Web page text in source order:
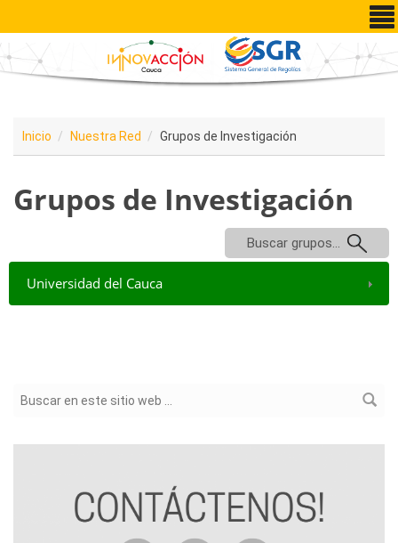
Pasar al contenido principal
Inicio Nuestra Red Grupos de Investigación
Grupos de Investigación
Buscar grupos...
Universidad del Cauca
Formulario de búsqueda